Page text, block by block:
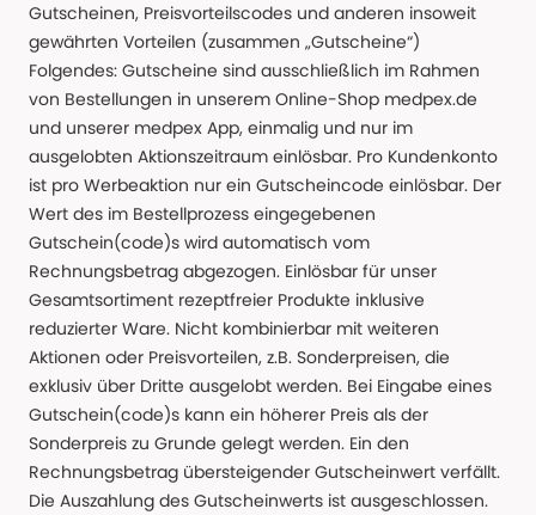
Gutscheinen, Preisvorteilscodes und anderen insoweit
gewährten Vorteilen (zusammen „Gutscheine“)
Folgendes: Gutscheine sind ausschließlich im Rahmen
von Bestellungen in unserem Online-Shop medpex.de
und unserer medpex App, einmalig und nur im
ausgelobten Aktionszeitraum einlösbar. Pro Kundenkonto
ist pro Werbeaktion nur ein Gutscheincode einlösbar. Der
Wert des im Bestellprozess eingegebenen
Gutschein(code)s wird automatisch vom
Rechnungsbetrag abgezogen. Einlösbar für unser
Gesamtsortiment rezeptfreier Produkte inklusive
reduzierter Ware. Nicht kombinierbar mit weiteren
Aktionen oder Preisvorteilen, z.B. Sonderpreisen, die
exklusiv über Dritte ausgelobt werden. Bei Eingabe eines
Gutschein(code)s kann ein höherer Preis als der
Sonderpreis zu Grunde gelegt werden. Ein den
Rechnungsbetrag übersteigender Gutscheinwert verfällt.
Die Auszahlung des Gutscheinwerts ist ausgeschlossen.